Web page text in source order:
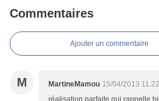
Commentaires
Ajouter un commentaire
M MartineMamou 15/04/2013 11:22
réalisation parfaite qui rappelle